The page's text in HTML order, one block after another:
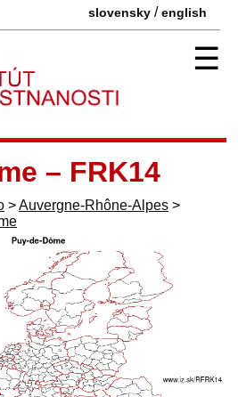
slovensky /english
☰
– FRK14
>Auvergne-Rhône-Alpes >